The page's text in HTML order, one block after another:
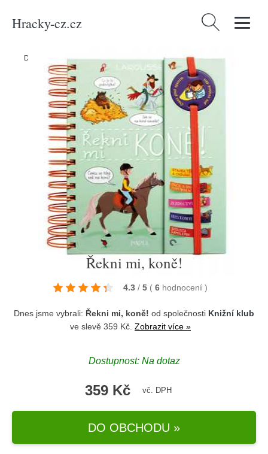
Hracky-cz.cz Vyhledávání
Domů Produkty/Média/Knihy/Řekni mi, koně!
Řekni mi, koně!
4.3 / 5 ( 6 hodnocení )
Dnes jsme vybrali: Řekni mi, koně! od společnosti Knižní klub
ve slevě 359 Kč. Zobrazit více »
Dostupnost: Na dotaz
359 Kč vč. DPH
DO OBCHODU »